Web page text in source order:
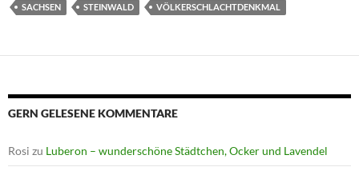
SACHSEN
STEINWALD VÖLKERSCHLACHTDENKMAL
GERN GELESENE KOMMENTARE
Rosi zu Luberon – wunderschöne Städtchen, Ocker und Lavendel